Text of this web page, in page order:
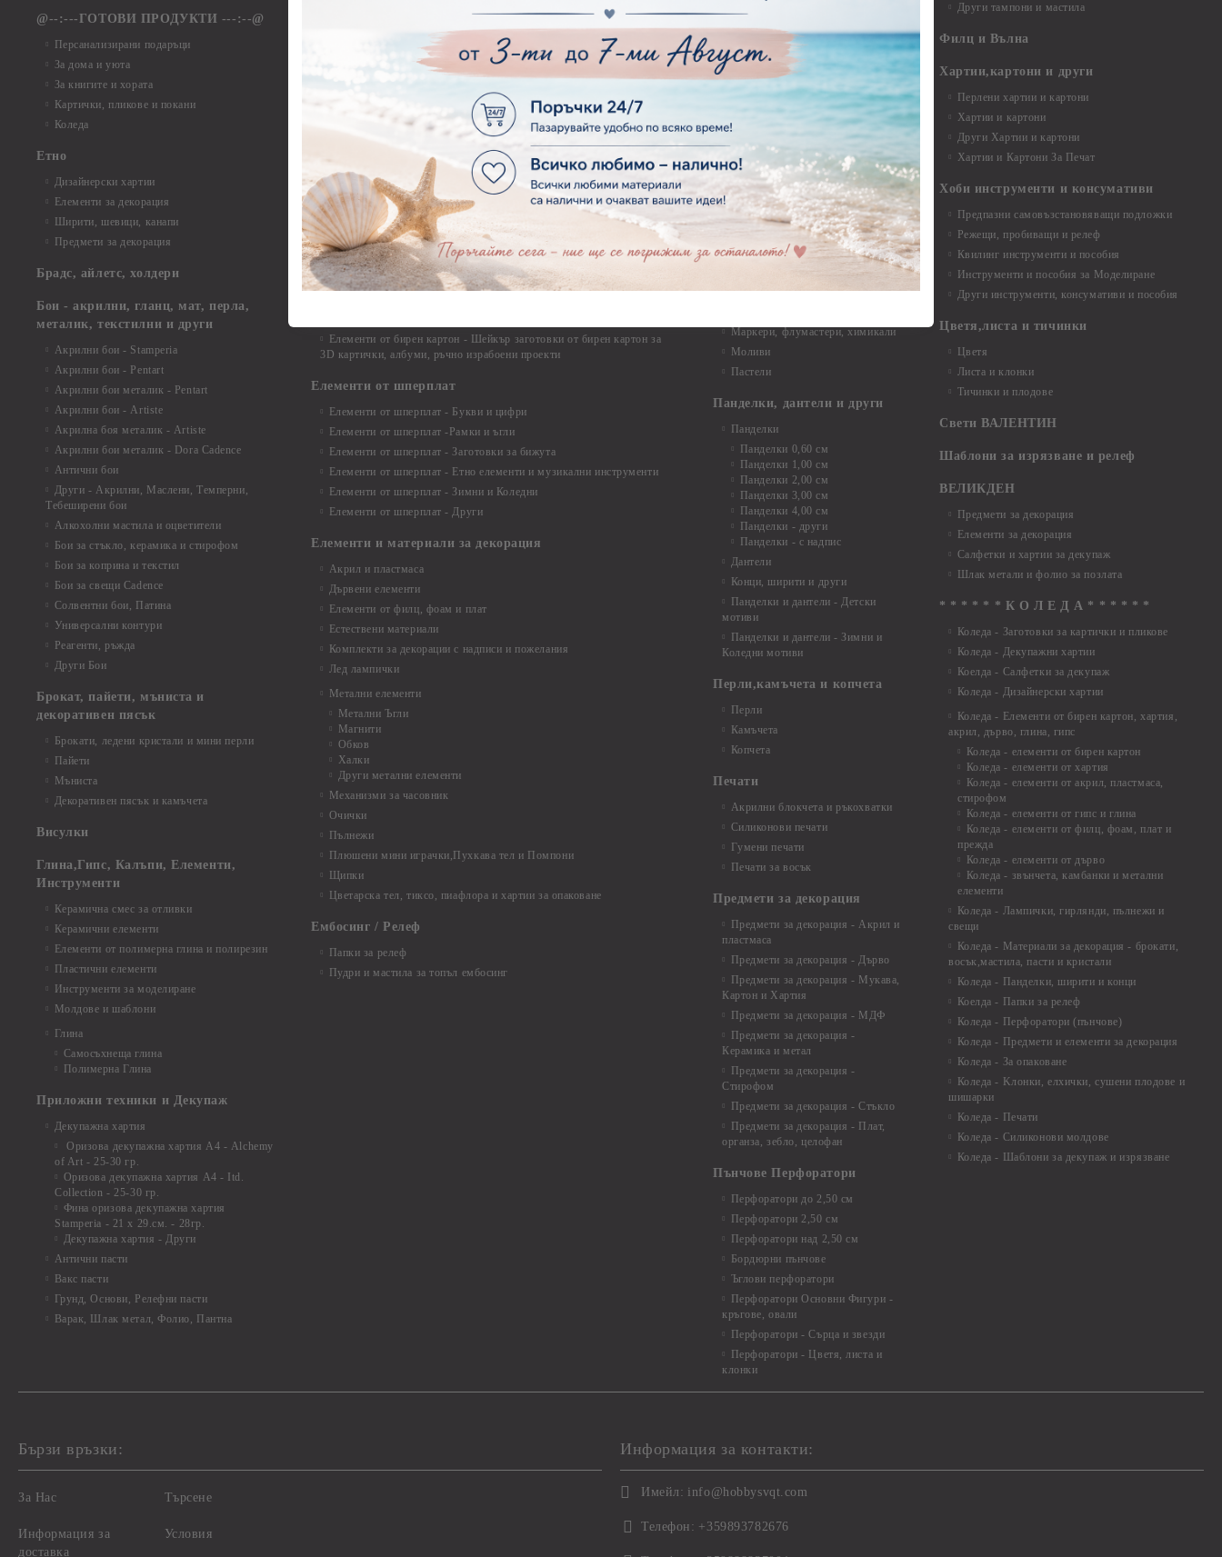
@--:---ГОТОВИ ПРОДУКТИ ---:--@
Персанализирани подаръци
За дома и уюта
За книгите и хората
Картички, пликове и покани
Коледа
Етно
Дизайнерски хартии
Елементи за декорация
Ширити, шевици, канапи
Предмети за декорация
Брадс, айлетс, холдери
Бои - акрилни, гланц, мат, перла,
металик, текстилни и други
Акрилни бои - Stamperia
Акрилни бои - Pentart
Акрилни бои металик - Pentart
Акрилни бои - Artiste
Акрилна боя металик - Artiste
Акрилни бои металик - Dora Cadence
Антични бои
Други - Акрилни, Маслени, Темперни,
Тебеширени бои
Алкохолни мастила и оцветители
Бои за стъкло, керамика и стирофом
Бои за коприна и текстил
Бои за свещи Cadence
Солвентни бои, Патина
Универсални контури
Реагенти, ръжда
Други Бои
Брокат, пайети, мъниста и
декоративен пясък
Брокати, ледени кристали и мини перли
Пайети
Мъниста
Декоративен пясък и камъчета
Висулки
Глина,Гипс, Калъпи, Елементи,
Инструменти
Керамична смес за отливки
Керамични елементи
Елементи от полимерна глина и полирезин
Пластични елементи
Инструменти за моделиране
Молдове и шаблони
Глина
Самосъхнеща глина
Полимерна Глина
Приложни техники и Декупаж
Декупажна хартия
Оризова декупажна хартия А4 - Alchemy
of Art - 25-30 гр.
Оризова декупажна хартия А4 - Itd.
Collection - 25-30 гр.
Фина оризова декупажна хартия
Stamperia - 21 х 29.см. - 28гр.
Декупажна хартия - Други
Антични пасти
Вакс пасти
Грунд, Основи, Релефни пасти
Варак, Шлак метал, Фолио, Пантна
Елементи от бирен картон
Елементи от бирен картон - Декоративни рамки
Елементи от бирен картон - Ъгли и орнаменти
Елементи от бирен картон - Сватба
Елементи от бирен картон - Училище, Дипломиране и Завършване
Елементи от бирен картон - Бебшки и Детски елементи
Елементи от бирен картон - Цветя и Животни
Елементи от бирен картон - Стиймпънк и Мъжки елементи
Елементи от бирен картон - Пътешестия - море, планина ,транспорт
Елементи от бирен картон - Други
Елементи от бирен картон - За миниатюри, дълбоки рамки, бебешки
съкровища и екслоадиращи кутии
Елементи от бирен картон - Шейкър заготовки от бирен картон за
3D картички, албуми, ръчно израбоени проекти
Елементи от шперплат
Елементи от шперплат - Букви и цифри
Елементи от шперплат -Рамки и ъгли
Елементи от шперплат - Заготовки за бижута
Елементи от шперплат - Етно елементи и музикални инструменти
Елементи от шперплат - Зимни и Коледни
Елементи от шперплат - Други
Елементи и материали за декорация
Акрил и пластмаса
Дървени елементи
Елементи от филц, фоам и плат
Естествени материали
Комплекти за декорации с надписи и пожелания
Лед лампички
Метални елементи
Метални Ъгли
Магнити
Обков
Халки
Други метални елементи
Механизми за часовник
Очички
Пълнежи
Плюшени мини играчки,Пухкава тел и Помпони
Щипки
Цветарска тел, тиксо, пиафлора и хартии за опаковане
Ембосинг / Релеф
Папки за релеф
Пудри и мастила за топъл ембосинг
Макраме Основи - до 6,00 см
Макраме Основи - 7,00 - 15,00 см
Макраме Основи - над 15,00 см
Макраме - Други материали
Опаковки
Мебелен обков и аксесоари
Дръжки
Закачалки
Крака за мебели
Други аксесоари, материали и
Моливи, маркери, химикали,
Маркери, флумастери, химикали
Моливи
Пастели
Панделки, дантели и други
Панделки
Панделки 0,60 см
Панделки 1,00 см
Панделки 2,00 см
Панделки 3,00 см
Панделки 4,00 см
Панделки - други
Панделки - с надпис
Дантели
Конци, ширити и други
Панделки и дантели - Детски
мотиви
Панделки и дантели - Зимни и
Коледни мотиви
Перли,камъчета и копчета
Перли
Камъчета
Копчета
Печати
Акрилни блокчета и ръкохватки
Силиконови печати
Гумени печати
Печати за восък
Предмети за декорация
Предмети за декорация - Акрил и
пластмаса
Предмети за декорация - Дърво
Предмети за декорация - Мукава,
Картон и Хартия
Предмети за декорация - МДФ
Предмети за декорация -
Керамика и метал
Предмети за декорация -
Стирофом
Предмети за декорация - Стъкло
Предмети за декорация - Плат,
органза, зебло, целофан
Пънчове Перфоратори
Перфоратори до 2,50 см
Перфоратори 2,50 см
Перфоратори над 2,50 см
Бордюрни пънчове
Ъглови перфоратори
Перфоратори Основни Фигури -
кръгове, овали
Перфоратори - Сърца и звезди
Перфоратори - Цветя, листа и
клонки
Други тампони и мастила
Филц и Вълна
Хартии,картони и други
Перлени хартии и картони
Хартии и картони
Други Хартии и картони
Хартии и Картони За Печат
Хоби инструменти и консумативи
Предпазни самовъзстановяващи подложки
Режещи, пробиващи и релеф
Квилинг инструменти и пособия
Инструменти и пособия за Моделиране
Други инструменти, консумативи и пособия
Цветя,листа и тичинки
Цветя
Листа и клонки
Тичинки и плодове
Свети ВАЛЕНТИН
Шаблони за изрязване и релеф
ВЕЛИКДЕН
Предмети за декорация
Елементи за декорация
Салфетки и хартии за декупаж
Шлак метали и фолио за позлата
* * * * * * К О Л Е Д А * * * * * *
Коледа - Заготовки за картички и пликове
Коледа - Декупажни хартии
Коелда - Салфетки за декупаж
Коледа - Дизайнерски хартии
Коледа - Eлементи от бирен картон, хартия,
акрил, дърво, глина, гипс
Коледа - елементи от бирен картон
Коледа - елементи от хартия
Коледа - елементи от акрил, пластмаса,
стирофом
Коледа - елементи от гипс и глина
Коледа - елементи от филц, фоам, плат и
прежда
Коледа - елементи от дърво
Коледа - звънчета, камбанки и метални
елементи
Коледа - Лампички, гирлянди, пълнежи и
свещи
Коледа - Материали за декорация - брокати,
восък,мастила, пасти и кристали
Коледа - Панделки, ширити и конци
Коелда - Папки за релеф
Коледа - Перфоратори (пънчове)
Коледа - Предмети и елементи за декорация
Коледа - За опаковане
Коледа - Kлонки, елхички, сушени плодове и
шишарки
Коледа - Печати
Коледа - Силиконови молдове
Коледа - Шаблони за декупаж и изрязване
Бързи връзки:
За Нас
Информация за
доставка
Търсене
Условия
Информация за контакти:
Имейл: info@hobbysvqt.com
Телефон: +359893782676